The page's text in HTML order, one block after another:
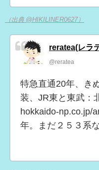
（出典 @HIKILINER0627）
reratea(レラ
@reratea
特急直通20年、き
装、JR東と東武：
hokkaido-np.co.jp/
年。まだ２５３系